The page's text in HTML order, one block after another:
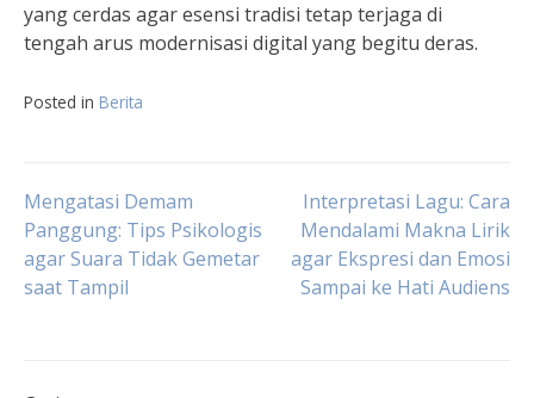
yang cerdas agar esensi tradisi tetap terjaga di
tengah arus modernisasi digital yang begitu deras.
Posted in Berita
Navigasi
pos
Mengatasi Demam
Panggung: Tips Psikologis
agar Suara Tidak Gemetar
saat Tampil
Interpretasi Lagu: Cara
Mendalami Makna Lirik
agar Ekspresi dan Emosi
Sampai ke Hati Audiens